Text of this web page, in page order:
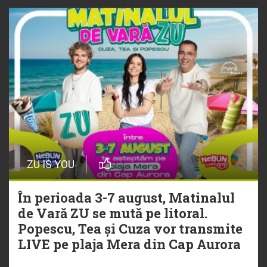
ZU IS YOU
În perioada 3-7 august, Matinalul
de Vară ZU se mută pe litoral.
Popescu, Tea și Cuza vor transmite
LIVE pe plaja Mera din Cap Aurora